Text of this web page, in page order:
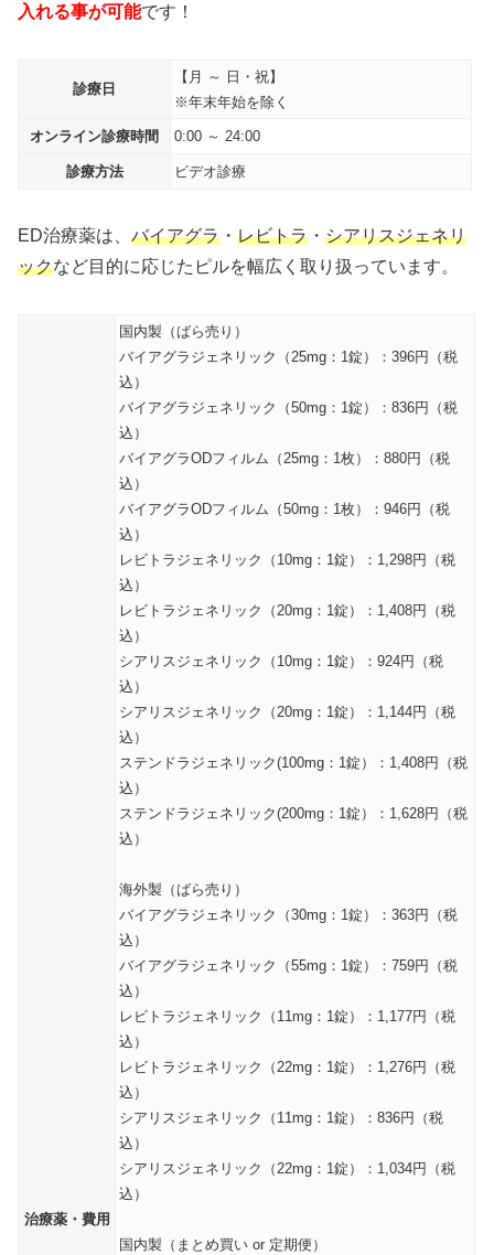
入れる事が可能です！
診療日
【月 ～ 日・祝】
※年末年始を除く
オンライン診療時間 0:00 ～ 24:00
診療方法 ビデオ診療
ED治療薬は、 バイアグラ ・ レビトラ ・ シアリスジェネリ
ックなど目的に応じたピルを幅広く取り扱っています。
治療薬・費用
国内製（ばら売り）
バイアグラジェネリック（25mg：1錠）：396円（税
込）
バイアグラジェネリック（50mg：1錠）：836円（税
込）
バイアグラODフィルム（25mg：1枚）：880円（税
込）
バイアグラODフィルム（50mg：1枚）：946円（税
込）
レビトラジェネリック（10mg：1錠）：1,298円（税
込）
レビトラジェネリック（20mg：1錠）：1,408円（税
込）
シアリスジェネリック（10mg：1錠）：924円（税
込）
シアリスジェネリック（20mg：1錠）：1,144円（税
込）
ステンドラジェネリック(100mg：1錠）：1,408円（税
込）
ステンドラジェネリック(200mg：1錠）：1,628円（税
込）
海外製（ばら売り）
バイアグラジェネリック（30mg：1錠）：363円（税
込）
バイアグラジェネリック（55mg：1錠）：759円（税
込）
レビトラジェネリック（11mg：1錠）：1,177円（税
込）
レビトラジェネリック（22mg：1錠）：1,276円（税
込）
シアリスジェネリック（11mg：1錠）：836円（税
込）
シアリスジェネリック（22mg：1錠）：1,034円（税
込）
国内製（まとめ買い or 定期便）